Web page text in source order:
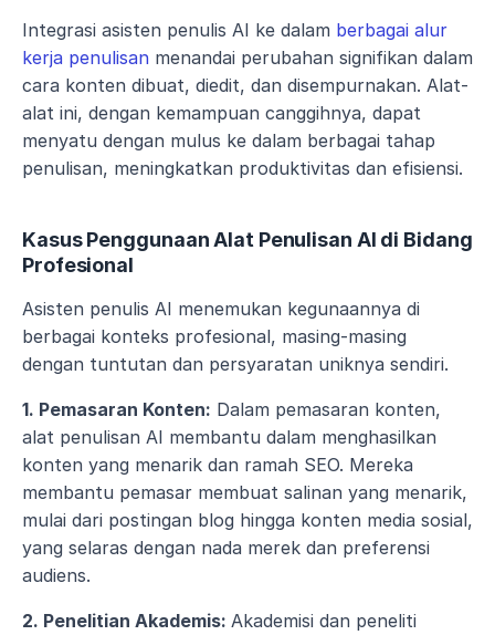
Integrasi asisten penulis AI ke dalam berbagai alur
kerja penulisan menandai perubahan signifikan dalam
cara konten dibuat, diedit, dan disempurnakan. Alat-
alat ini, dengan kemampuan canggihnya, dapat
menyatu dengan mulus ke dalam berbagai tahap
penulisan, meningkatkan produktivitas dan efisiensi.
Kasus Penggunaan Alat Penulisan AI di Bidang
Profesional
Asisten penulis AI menemukan kegunaannya di
berbagai konteks profesional, masing-masing
dengan tuntutan dan persyaratan uniknya sendiri.
1. Pemasaran Konten: Dalam pemasaran konten,
alat penulisan AI membantu dalam menghasilkan
konten yang menarik dan ramah SEO. Mereka
membantu pemasar membuat salinan yang menarik,
mulai dari postingan blog hingga konten media sosial,
yang selaras dengan nada merek dan preferensi
audiens.
2. Penelitian Akademis: Akademisi dan peneliti